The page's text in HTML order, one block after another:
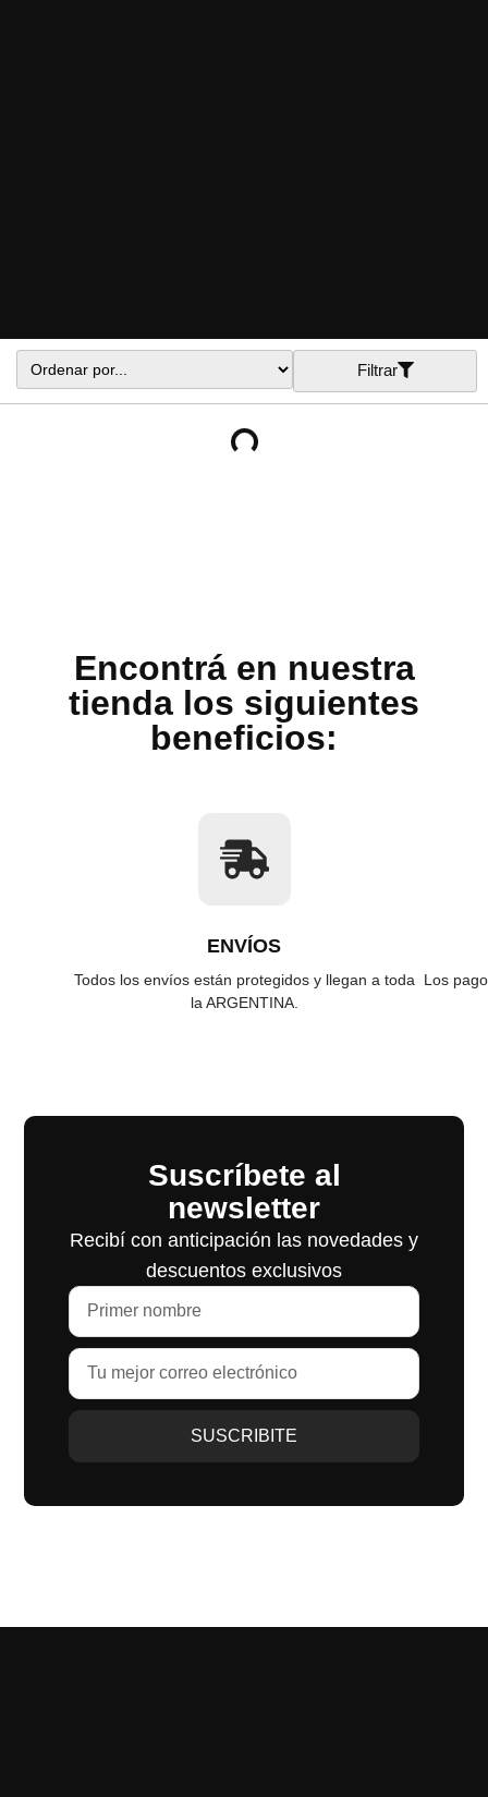
Filtrar
Encontrá en nuestra
tienda los siguientes
beneficios:
ENVÍOS
Todos los envíos están protegidos y llegan a toda
la ARGENTINA.
Los
Suscríbete al
newsletter
Recibí con anticipación las novedades y
descuentos exclusivos
SUSCRIBITE